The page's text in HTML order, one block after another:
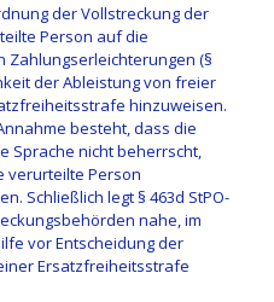
der Vollstreckung der
Person auf die
Zahlungserleichterungen (§
der Ableistung von freier
hinzuweisen.
besteht, dass die
Sprache nicht beherrscht,
verurteilte Person
Schließlich legt § 463d StPO-
nahe, im
vor Entscheidung der
Ersatzfreiheitsstrafe